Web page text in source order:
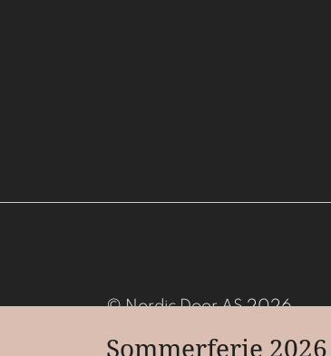
© Nordic Door AS 2026
Sommerferie 2026